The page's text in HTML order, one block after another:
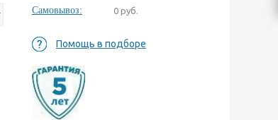
Самовывоз: 0 руб.
Помощь в подборе